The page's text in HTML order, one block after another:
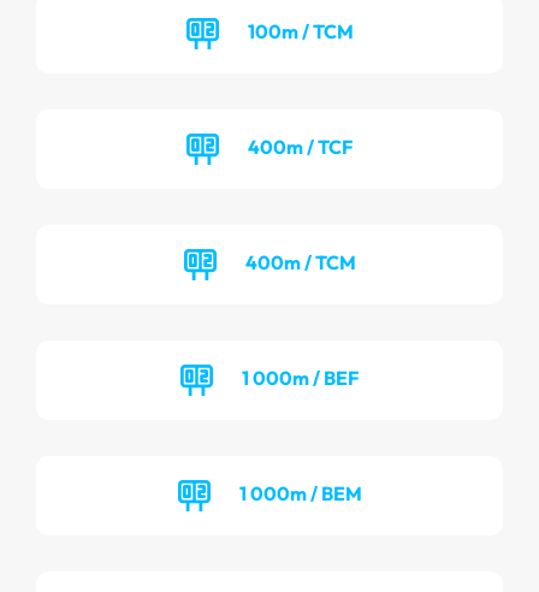
100m / TCM
400m / TCF
400m / TCM
1 000m / BEF
1 000m / BEM